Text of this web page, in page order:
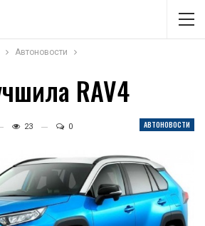
Автоновости
RAV4
АВТОНОВОСТИ
23 0